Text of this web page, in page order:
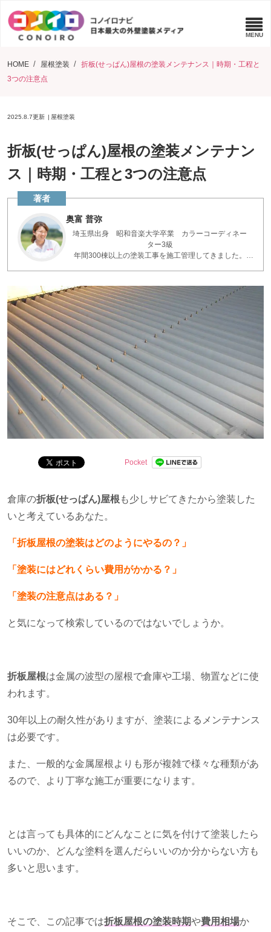
HOME 屋根塗装
折板(せっぱん)屋根の塗装メンテナンス｜時期・工程と
3つの注意点
2025.8.7更新 屋根塗装
折板(せっぱん)屋根の塗装メンテナン
ス｜時期・工程と3つの注意点
奥富 普弥
埼玉県出身 昭和音楽大学卒業 カラーコーディネー
ター3級
年間300棟以上の塗装工事を施工管理してきました。
Pocket
倉庫の折板(せっぱん)屋根も少しサビてきたから塗装した
いと考えているあなた。
「折板屋根の塗装はどのようにやるの？」
「塗装にはどれくらい費用がかかる？」
「塗装の注意点はある？」
と気になって検索しているのではないでしょうか。
折板屋根は金属の波型の屋根で倉庫や工場、物置などに使
われます。
30年以上の耐久性がありますが、塗装によるメンテナンス
は必要です。
また、一般的な金属屋根よりも形が複雑で様々な種類があ
るので、より丁寧な施工が重要になります。
とは言っても具体的にどんなことに気を付けて塗装したら
いいのか、どんな塗料を選んだらいいのか分からない方も
多いと思います。
そこで、この記事では折板屋根の塗装時期や費用相場か